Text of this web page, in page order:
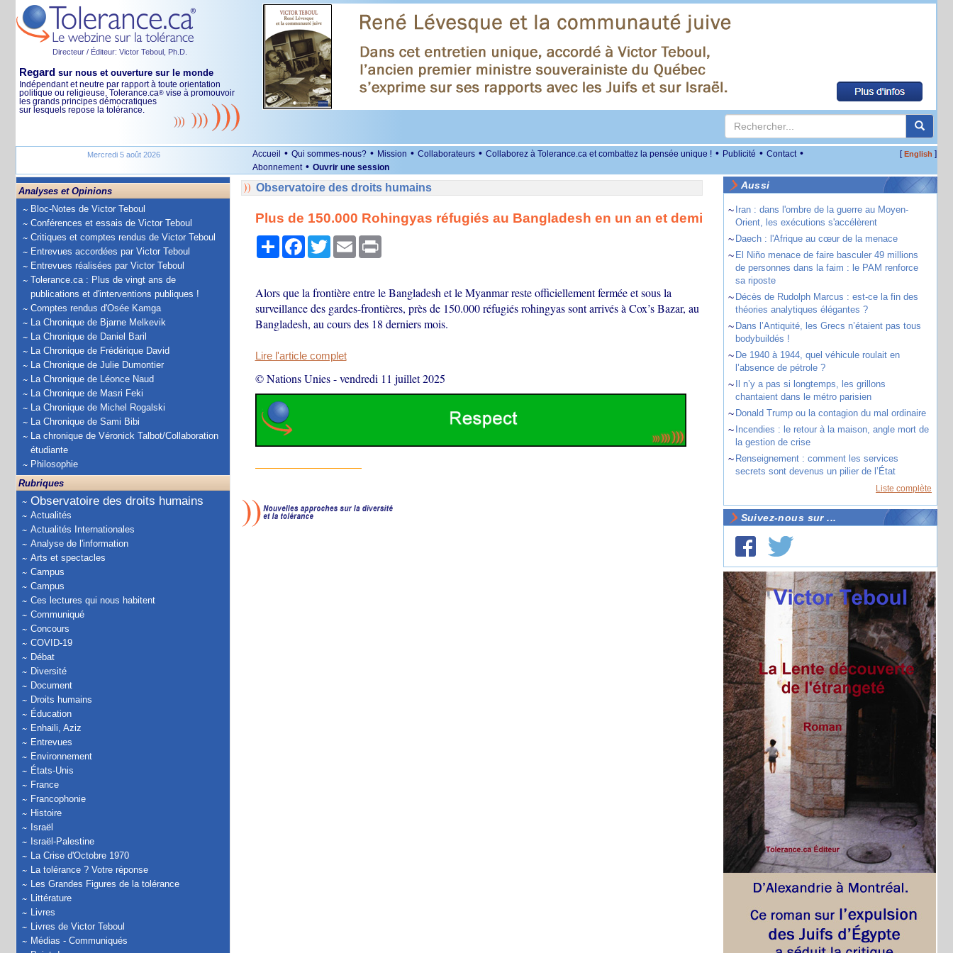
Directeur / Éditeur: Victor Teboul, Ph.D.
Regard sur nous et ouverture sur le monde
Indépendant et neutre par rapport à toute orientation
politique ou religieuse, Tolerance.ca® vise à promouvoir
les grands principes démocratiques
sur lesquels repose la tolérance.
Mercredi 5 août 2026 Accueil • Qui sommes-nous? • Mission • Collaborateurs • Collaborez à Tolerance.ca et combattez la pensée unique ! • Publicité • Contact •
Abonnement • Ouvrir une session
[English ]
Analyses et Opinions
Bloc-Notes de Victor Teboul
Conférences et essais de Victor Teboul
Critiques et comptes rendus de Victor Teboul
Entrevues accordées par Victor Teboul
Entrevues réalisées par Victor Teboul
Tolerance.ca : Plus de vingt ans de
publications et d'interventions publiques !
Comptes rendus d'Osée Kamga
La Chronique de Bjarne Melkevik
La Chronique de Daniel Baril
La Chronique de Frédérique David
La Chronique de Julie Dumontier
La Chronique de Léonce Naud
La Chronique de Masri Feki
La Chronique de Michel Rogalski
La Chronique de Sami Bibi
La chronique de Véronick Talbot/Collaboration
étudiante
Philosophie
Rubriques
Observatoire des droits humains
Actualités
Actualités Internationales
Analyse de l'information
Arts et spectacles
Campus
Campus
Ces lectures qui nous habitent
Communiqué
Concours
COVID-19
Débat
Diversité
Document
Droits humains
Éducation
Enhaili, Aziz
Entrevues
Environnement
États-Unis
France
Francophonie
Histoire
Israël
Israël-Palestine
La Crise d'Octobre 1970
La tolérance ? Votre réponse
Les Grandes Figures de la tolérance
Littérature
Livres
Livres de Victor Teboul
Médias - Communiqués
Observatoire des droits humains
Plus de 150.000 Rohingyas réfugiés au Bangladesh en un an et demi
PartagerFacebook
TwitterEmail Print
Alors que la frontière entre le Bangladesh et le Myanmar reste officiellement fermée et sous la
surveillance des gardes-frontières, près de 150.000 réfugiés rohingyas sont arrivés à Cox’s Bazar, au
Bangladesh, au cours des 18 derniers mois.
Lire l'article complet
© Nations Unies-vendredi 11 juillet 2025
Aussi
~ Iran : dans l'ombre de la guerre au Moyen-
Orient, les exécutions s'accélèrent
~ Daech : l'Afrique au cœur de la menace
~ El Niño menace de faire basculer 49 millions
de personnes dans la faim : le PAM renforce
sa riposte
~ Décès de Rudolph Marcus : est-ce la fin des
théories analytiques élégantes ?
~ Dans l’Antiquité, les Grecs n’étaient pas tous
bodybuildés !
~ De 1940 à 1944, quel véhicule roulait en
l’absence de pétrole ?
~
Il n’y a pas si longtemps, les grillons
chantaient dans le métro parisien
~ Donald Trump ou la contagion du mal ordinaire
~ Incendies : le retour à la maison, angle mort de
la gestion de crise
~ Renseignement : comment les services
secrets sont devenus un pilier de l’État
Liste complète
Suivez-nous sur ...